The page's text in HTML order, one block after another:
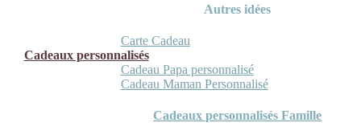
Autres idées
Carte Cadeau
Cadeaux personnalisés
Cadeau Papa personnalisé
Cadeau Maman Personnalisé
Cadeaux personnalisés Famille